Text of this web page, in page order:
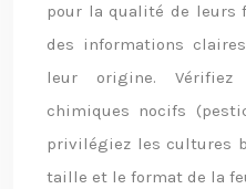
pour la qualité de leurs
des informations
leur origine. Vérifiez
chimiques nocifs
privilégiez les cultures
taille et le format de la